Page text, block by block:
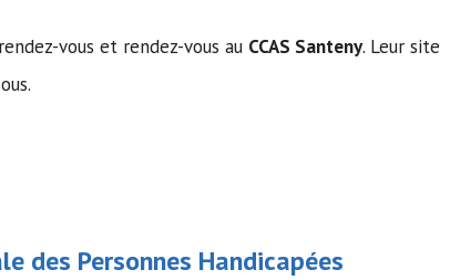
vous et rendez-vous au CCAS Santeny. Leur site
des Personnes Handicapées